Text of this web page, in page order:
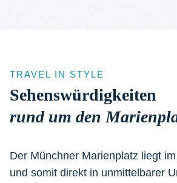
TRAVEL IN STYLE
Sehenswürdigkeiten
rund um den
Der Münchner Marienplatz liegt
und somit direkt in unmittelbarer